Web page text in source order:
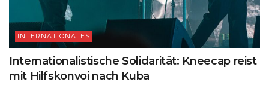
INTERNATIONALES
Internationalistische Solidarität: Kneecap reist
mit Hilfskonvoi nach Kuba